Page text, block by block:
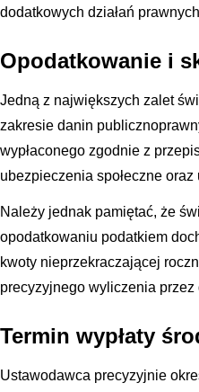
dodatkowych działań
Opodatkowanie i
Jedną z największych zalet
zakresie danin
wypłaconego zgodnie z
ubezpieczenia społeczne
Należy jednak pamiętać, że
opodatkowaniu podatkiem
kwoty nieprzekraczającej
precyzyjnego wyliczenia
Termin wypłaty
Ustawodawca precyzyjnie